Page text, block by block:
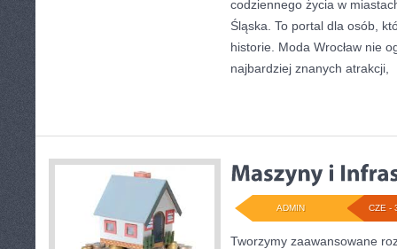
codziennego życia w
Śląska. To portal dla osób,
historie. Moda Wrocław nie
najbardziej znanych atrakcji,
CZE -
ADMIN
Tworzymy zaawansowane